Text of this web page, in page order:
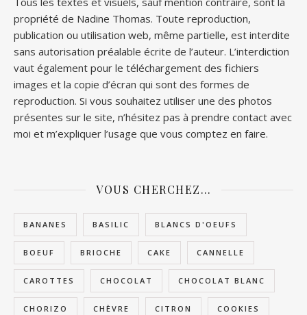
propriété de Nadine Thomas. Toute reproduction,
publication ou utilisation web, même partielle, est interdite
sans autorisation préalable écrite de l’auteur. L’interdiction
vaut également pour le téléchargement des fichiers
images et la copie d’écran qui sont des formes de
reproduction. Si vous souhaitez utiliser une des photos
présentes sur le site, n’hésitez pas à prendre contact avec
moi et m’expliquer l’usage que vous comptez en faire.
VOUS CHERCHEZ…
BANANES BASILIC BLANCS D'OEUFS
BOEUF BRIOCHE CAKE CANNELLE
CAROTTES CHOCOLAT CHOCOLAT BLANC
CHORIZO CHÈVRE CITRON COOKIES